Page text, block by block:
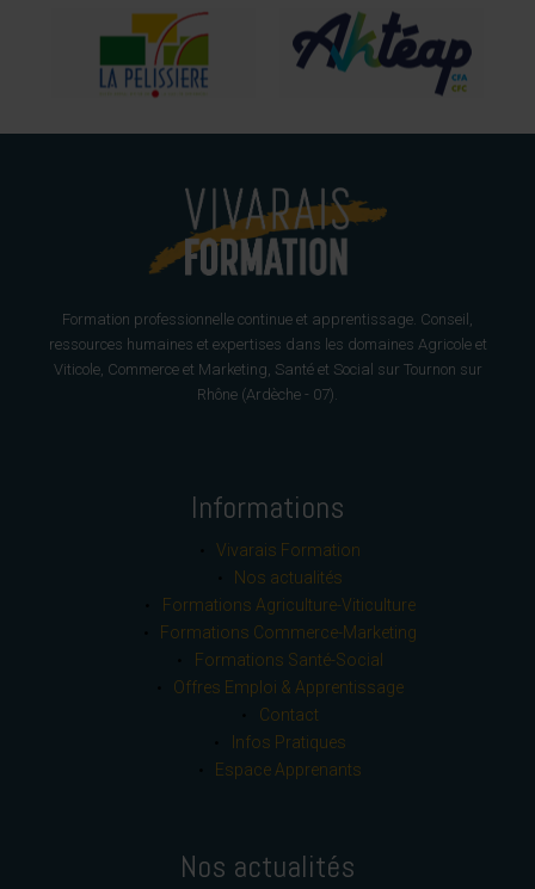
Formation professionnelle continue et apprentissage. Conseil,
ressources humaines et expertises dans les domaines Agricole et
Viticole, Commerce et Marketing, Santé et Social sur Tournon sur
Rhône (Ardèche - 07).
Informations
Vivarais Formation
Nos actualités
Formations Agriculture-Viticulture
Formations Commerce-Marketing
Formations Santé-Social
Offres Emploi & Apprentissage
Contact
Infos Pratiques
Espace Apprenants
Nos actualités